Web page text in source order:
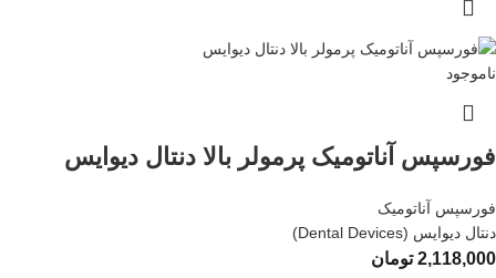
ناموجود
فورسپس آناتومیک پرمولر بالا دنتال دیوایس
فورسپس آناتومیک
دنتال دیوایس (Dental Devices)
2,118,000 تومان